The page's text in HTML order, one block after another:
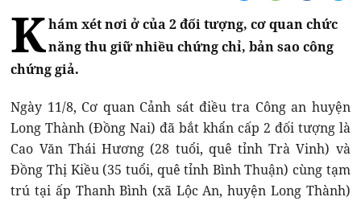
Khám xét nơi ở của 2 đối tượng, cơ quan chức
năng thu giữ nhiều chứng chỉ, bản sao công
chứng giả.
Ngày 11/8, Cơ quan Cảnh sát điều tra Công an huyện
Long Thành (Đồng Nai) đã bắt khẩn cấp 2 đối tượng là
Cao Văn Thái Hương (28 tuổi, quê tỉnh Trà Vinh) và
Đồng Thị Kiều (35 tuổi, quê tỉnh Bình Thuận) cùng tạm
trú tại ấp Thanh Bình (xã Lộc An, huyện Long Thành)